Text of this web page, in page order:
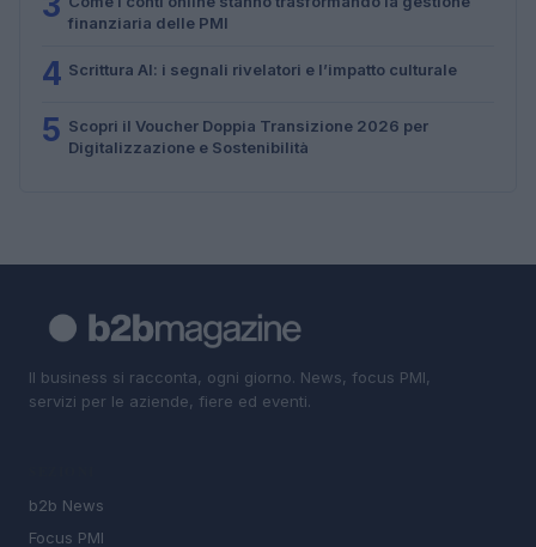
finanziaria delle PMI
4 Scrittura AI: i segnali rivelatori e l’impatto culturale
5 Scopri il Voucher Doppia Transizione 2026 per
Digitalizzazione e Sostenibilità
Il business si racconta, ogni giorno. News, focus PMI,
servizi per le aziende, fiere ed eventi.
b2b News
Focus PMI